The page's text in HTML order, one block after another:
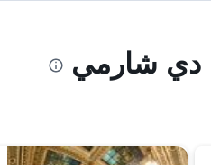
دي شارمي